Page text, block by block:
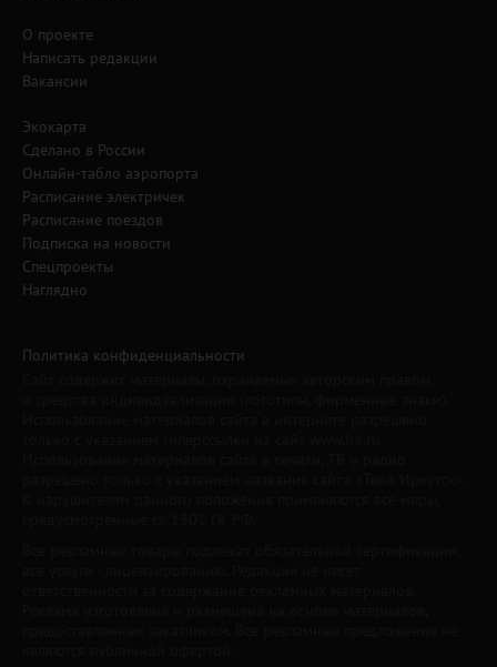
О проекте
Написать редакции
Вакансии
Экокарта
Сделано в России
Онлайн-табло аэропорта
Расписание электричек
Расписание поездов
Подписка на новости
Спецпроекты
Наглядно
Политика конфиденциальности